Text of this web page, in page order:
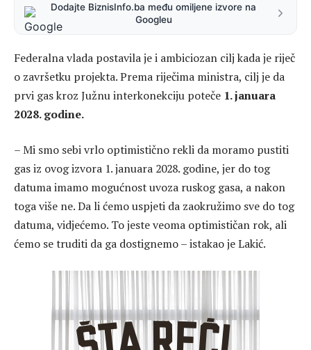
Dodajte BiznisInfo.ba među omiljene izvore na
Googleu
Federalna vlada postavila je i ambiciozan cilj kada je riječ
o završetku projekta. Prema riječima ministra, cilj je da
prvi gas kroz Južnu interkonekciju poteče 1. januara
2028. godine.
– Mi smo sebi vrlo optimistično rekli da moramo pustiti
gas iz ovog izvora 1. januara 2028. godine, jer do tog
datuma imamo mogućnost uvoza ruskog gasa, a nakon
toga više ne. Da li ćemo uspjeti da zaokružimo sve do tog
datuma, vidjećemo. To jeste veoma optimističan rok, ali
ćemo se truditi da ga dostignemo – istakao je Lakić.